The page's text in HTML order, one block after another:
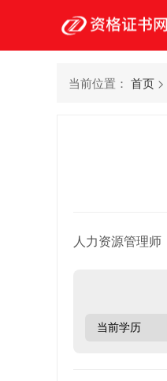
当前位置： 首页 >
人力资源管理师